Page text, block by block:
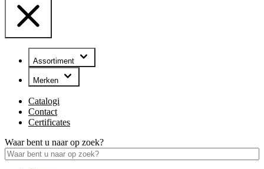
Assortiment
Merken
Catalogi
Contact
Certificates
Waar bent u naar op zoek?